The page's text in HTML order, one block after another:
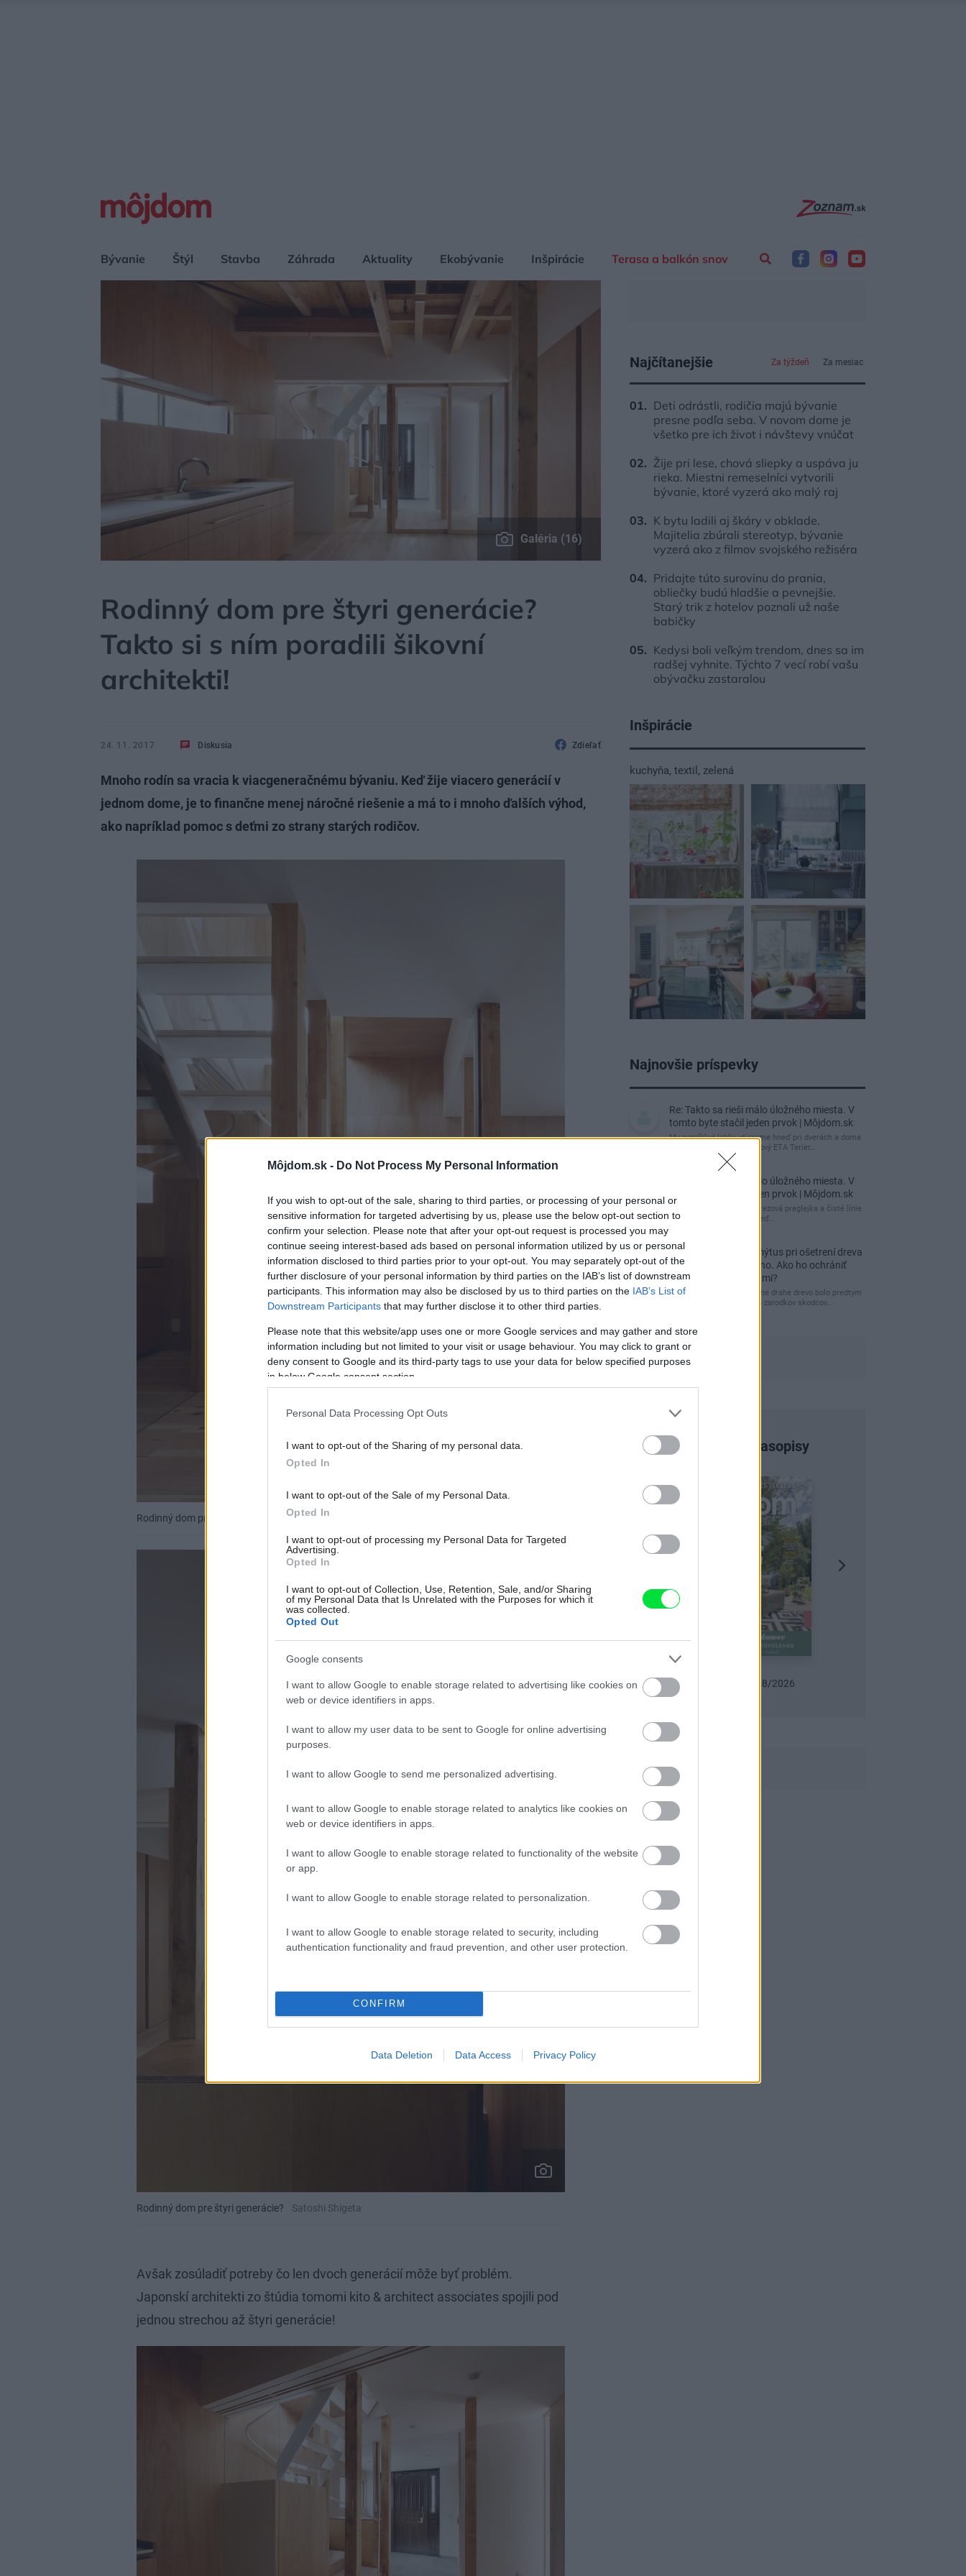
Môjdom.sk - Do Not Process My Personal Information
If you wish to opt-out of the sale, sharing to third parties, or processing of your personal or
sensitive information for targeted advertising by us, please use the below opt-out section to
confirm your selection. Please note that after your opt-out request is processed you may
continue seeing interest-based ads based on personal information utilized by us or personal
information disclosed to third parties prior to your opt-out. You may separately opt-out of the
further disclosure of your personal information by third parties on the IAB’s list of downstream
participants. This information may also be disclosed by us to third parties on the IAB’s List of
Downstream Participants that may further disclose it to other third parties.
Please note that this website/app uses one or more Google services and may gather and store
information including but not limited to your visit or usage behaviour. You may click to grant or
deny consent to Google and its third-party tags to use your data for below specified purposes
in below Google consent section.
Personal Data Processing Opt Outs
I want to opt-out of the Sharing of my personal data.
Opted In
I want to opt-out of the Sale of my Personal Data.
Opted In
I want to opt-out of processing my Personal Data for Targeted
Advertising.
Opted In
I want to opt-out of Collection, Use, Retention, Sale, and/or Sharing
of my Personal Data that Is Unrelated with the Purposes for which it
was collected.
Opted Out
Google consents
I want to allow Google to enable storage related to advertising like cookies on
web or device identifiers in apps.
I want to allow my user data to be sent to Google for online advertising
purposes.
I want to allow Google to send me personalized advertising.
I want to allow Google to enable storage related to analytics like cookies on
web or device identifiers in apps.
I want to allow Google to enable storage related to functionality of the website
or app.
I want to allow Google to enable storage related to personalization.
I want to allow Google to enable storage related to security, including
authentication functionality and fraud prevention, and other user protection.
CONFIRM
Data Deletion Data Access Privacy Policy
Bývanie Štýl Stavba Záhrada Aktuality Ekobývanie Inšpirácie Terasa a balkón snov
Galéria (16)
Rodinný dom pre štyri generácie?
Takto si s ním poradili šikovní
architekti!
24. 11. 2017 Diskusia Zdieľať
Mnoho rodín sa vracia k viacgeneračnému bývaniu. Keď žije viacero generácií v
jednom dome, je to finančne menej náročné riešenie a má to i mnoho ďalších výhod,
ako napríklad pomoc s deťmi zo strany starých rodičov.
Rodinný dom pre štyri generácie? Satoshi Shigeta
Rodinný dom pre štyri generácie? Satoshi Shigeta
Avšak zosúladiť potreby čo len dvoch generácií môže byť problém.
Japonskí architekti zo štúdia tomomi kito & architect associates spojili pod
jednou strechou až štyri generácie!
Najčítanejšie Za týždeň Za mesiac
Deti odrástli, rodičia majú bývanie
presne podľa seba. V novom dome je
všetko pre ich život i návštevy vnúčat
Žije pri lese, chová sliepky a uspáva ju
rieka. Miestni remeselníci vytvorili
bývanie, ktoré vyzerá ako malý raj
K bytu ladili aj škáry v obklade.
Majitelia zbúrali stereotyp, bývanie
vyzerá ako z filmov svojského režiséra
Pridajte túto surovinu do prania,
obliečky budú hladšie a pevnejšie.
Starý trik z hotelov poznali už naše
babičky
Kedysi boli veľkým trendom, dnes sa im
radšej vyhnite. Týchto 7 vecí robí vašu
obývačku zastaralou
Inšpirácie
kuchyňa, textil , zelená
Najnovšie príspevky
Re: Takto sa rieši málo úložného miesta. V
tomto byte stačil jeden prvok | Môjdom.sk
My napríklad labky utierame hneď pri dverách a doma
pred dvere používame tyčový ETA Terier…
Re: Takto sa rieši málo úložného miesta. V
tomto byte stačil jeden prvok | Môjdom.sk
Dizajn je to nádherný, tá brezová preglejka a čisté línie
vyzerajú super. Ale vždy, keď…
Re: Toto je najväčší mýtus pri ošetrení dreva
a môže vás vyjsť draho. Ako ho ochrániť
pred hnitím a škodcami?
clovek by cakal ze vysusene drahe drevo bolo predtym
naparovane aby sa zbavilo zarodkov skodcov...
Najnovšie časopisy
Môj dom 07-08/2026 Urob si sám 6/2026
Môj dom Špeciál 02/2026